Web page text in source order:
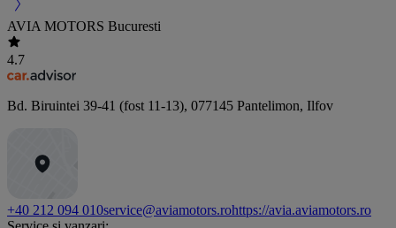
AVIA MOTORS Bucuresti
4.7
Bd. Biruintei 39-41 (fost 11-13), 077145 Pantelimon, Ilfov
+40 212 094 010service@aviamotors.rohttps://avia.aviamotors.ro